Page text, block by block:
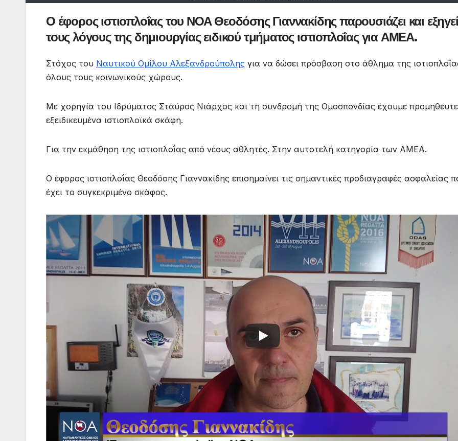
Ο έφορος ιστιοπλοΐας του ΝΟΑ Θεοδόσης Γιαννακίδης παρουσιάζει και εξηγεί
τους λόγους της δημιουργίας ειδικού τμήματος ιστιοπλοΐας για ΑΜΕΑ.
Στόχος του Ναυτικού Ομίλου Αλεξανδρούπολης για να δώσει πρόσβαση στο άθλημα της
όλους τους κοινωνικούς χώρους.
Με χορηγία του Ιδρύματος Σταύρος Νιάρχος και τη συνδρομή της Ομοσπονδίας έχουμε
εξειδικευμένα ιστιοπλοϊκά σκάφη.
Για την εκμάθηση της ιστιοπλοΐας από νέους αθλητές. Στην αυτοτελή κατηγορία των ΑΜΕΑ.
Ο έφορος ιστιοπλοΐας Θεοδόσης Γιαννακίδης επισημαίνει τις σημαντικές προδιαγραφές ασφαλείας
έχει το συγκεκριμένο σκάφος.